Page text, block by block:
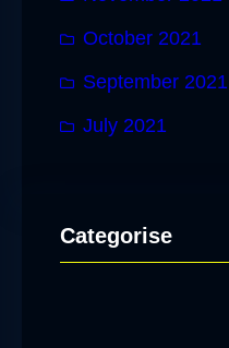
October 2021
September 2021
July 2021
Categorise